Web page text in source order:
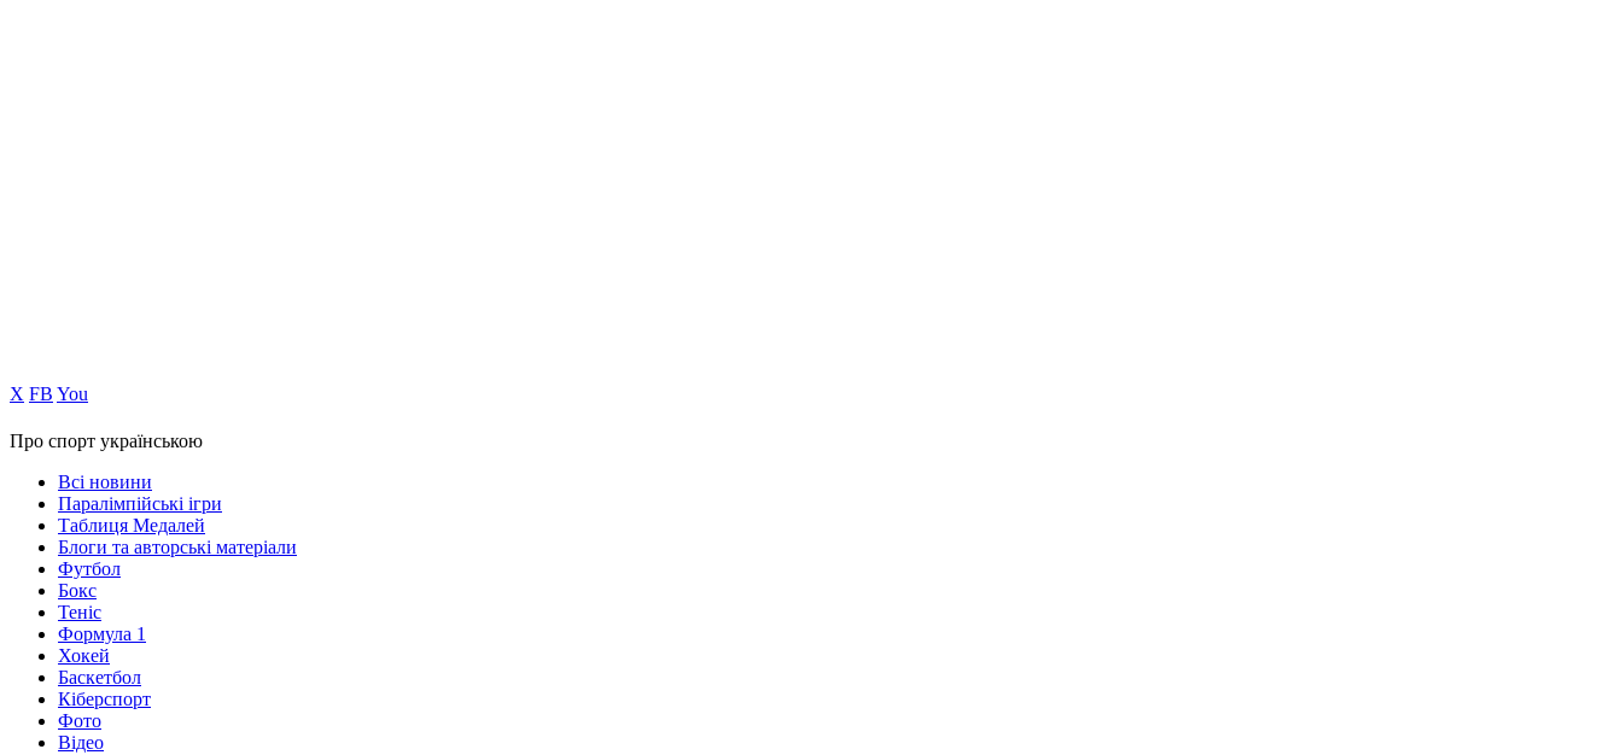
Х FB You
Про спорт українською
Всі новини
Паралімпійські ігри
Таблиця Медалей
Блоги та авторські матеріали
Футбол
Бокс
Теніс
Формула 1
Хокей
Баскетбол
Кіберспорт
Фото
Відео